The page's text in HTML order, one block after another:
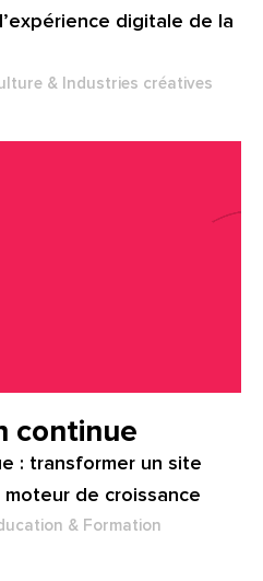
digitale de la
& Industries créatives
continue
: transformer un site
de croissance
& Formation